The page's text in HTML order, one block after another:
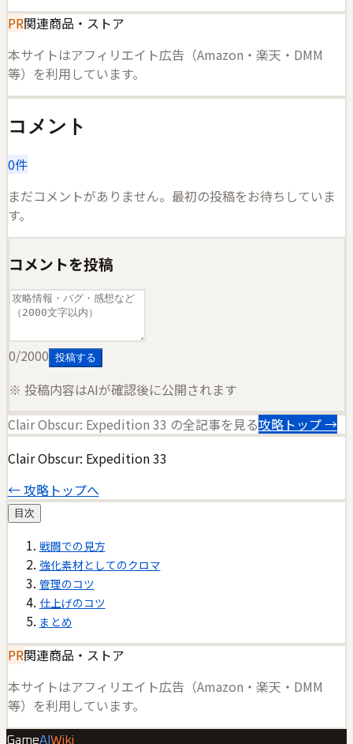
PR関連商品・ストア
本サイトはアフィリエイト広告（Amazon・楽天・DMM
等）を利用しています。
コメント
0件
まだコメントがありません。最初の投稿をお待ちしていま
す。
コメントを投稿
0/2000 投稿する
※ 投稿内容はAIが確認後に公開されます
Clair Obscur: Expedition 33 の全記事を見る攻略トップ →
Clair Obscur: Expedition 33
← 攻略トップへ
目次
戦闘での見方
強化素材としてのクロマ
管理のコツ
仕上げのコツ
まとめ
PR関連商品・ストア
本サイトはアフィリエイト広告（Amazon・楽天・DMM
等）を利用しています。
GameAI Wiki